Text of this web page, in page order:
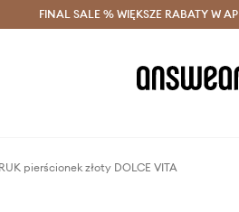
z Answear Club >
FINAL SALE % WIĘKSZE RABATY W
pierścionek złoty DOLCE VITA